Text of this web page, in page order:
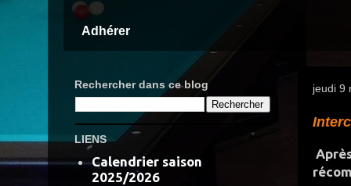
Adhérer
jeudi 9
Rechercher dans ce blog
LIENS
Calendrier saison
2025/2026